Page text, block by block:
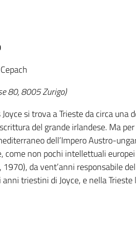
80, 8005 Zurigo)
si trova a Trieste da circa una
del grande irlandese. Ma
dell’Impero Austro-
come non pochi intellettuali
da vent’anni responsabile
triestini di Joyce, e nella Trieste